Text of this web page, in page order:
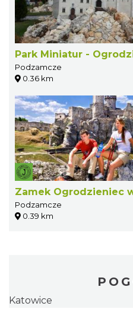
Park Miniatur -
Podzamcze
0.36 km
Zamek Ogrodzieniec
Podzamcze
0.39 km
Katowice